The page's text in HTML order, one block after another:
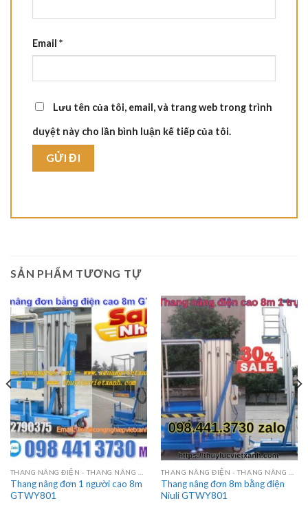
Email *
Lưu tên của tôi, email, và trang web trong trình
duyệt này cho lần bình luận kế tiếp của tôi.
SẢN PHẨM TƯƠNG TỰ
Thang nâng đơn 1 người cao 8m
GTWY801
Thang nâng đơn 8m bằng điện
Niuli GTWY801